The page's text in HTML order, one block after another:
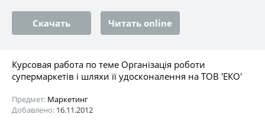
Скачать Читать online
Курсовая работа по теме Організація роботи
супермаркетів і шляхи її удосконалення на ТОВ 'ЕКО'
Предмет: Маркетинг
Добавлено: 16.11.2012